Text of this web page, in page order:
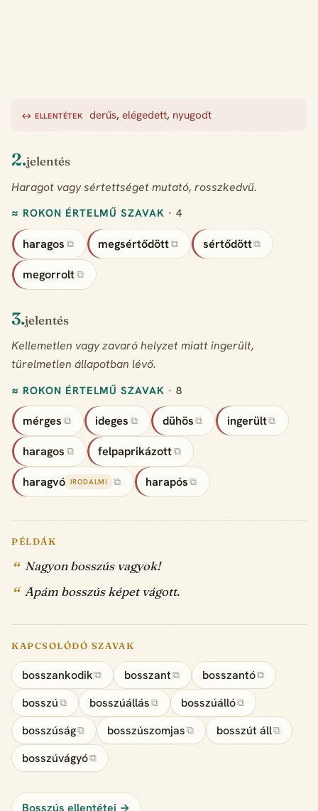
↔ ELLENTÉTEK derűs,elégedett, nyugodt
2.jelentés
Haragot vagy sértettséget mutató, rosszkedvű.
≈ ROKON ÉRTELMŰ SZAVAK · 4
haragos ⧉ megsértődött ⧉ sértődött⧉
megorrolt ⧉
3.jelentés
Kellemetlen vagy zavaró helyzet miatt ingerült,
türelmetlen állapotban lévő.
≈ ROKON ÉRTELMŰ SZAVAK · 8
mérges ⧉ ideges ⧉ dühös ⧉ ingerült⧉
haragos ⧉ felpaprikázott ⧉
haragvó IRODALMI ⧉ harapós ⧉
PÉLDÁK
Nagyon bosszús vagyok!
Apám bosszús képet vágott.
KAPCSOLÓDÓ SZAVAK
bosszankodik ⧉ bosszant ⧉ bosszantó⧉
bosszú ⧉ bosszúállás ⧉ bosszúálló⧉
bosszúság⧉ bosszúszomjas ⧉ bosszút áll⧉
bosszúvágyó⧉
Bosszús ellentétei →